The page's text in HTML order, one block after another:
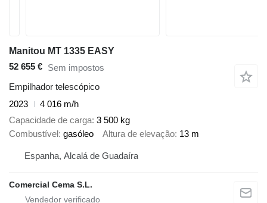
Manitou MT 1335 EASY
52 655 € Sem impostos
Empilhador telescópico
2023
4 016 m/h
Capacidade de carga 3 500 kg
Combustível gasóleo Altura de elevação 13 m
Espanha, Alcalá de Guadaíra
Comercial Cema S.L.